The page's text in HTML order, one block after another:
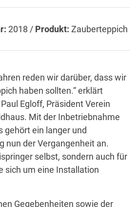
2018 / Produkt: Zauberteppich
reden wir darüber, dass wir
haben sollten.“ erklärt
Egloff, Präsident Verein
Mit der Inbetriebnahme
gehört ein langer und
nun der Vergangenheit an.
selbst, sondern auch für
sich um eine Installation
Gegebenheiten sowie der